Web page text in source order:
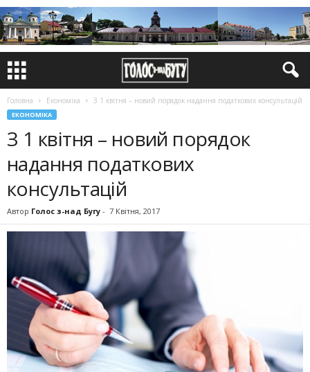
Головна Економіка З 1 квітня – новий порядок надання податкових консультацій
ЕКОНОМІКА
З 1 квітня – новий порядок
надання податкових
консультацій
Автор Голос з-над Бугу - 7 Квітня, 2017